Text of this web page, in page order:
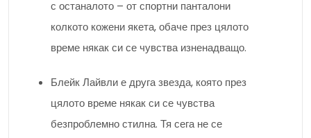
с останалото – от спортни панталони
колкото кожени якета, обаче през цялото
време някак си се чувства изненадващо.
Блейк Лайвли е друга звезда, която през
цялото време някак си се чувства
безпроблемно стилна. Тя сега не се